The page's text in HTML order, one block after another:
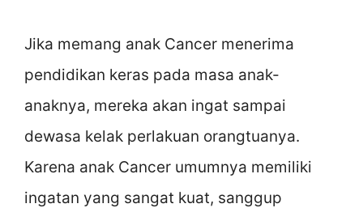
Jika memang anak Cancer menerima
pendidikan keras pada masa anak-
anaknya, mereka akan ingat sampai
dewasa kelak perlakuan orangtuanya.
Karena anak Cancer umumnya memiliki
ingatan yang sangat kuat, sanggup